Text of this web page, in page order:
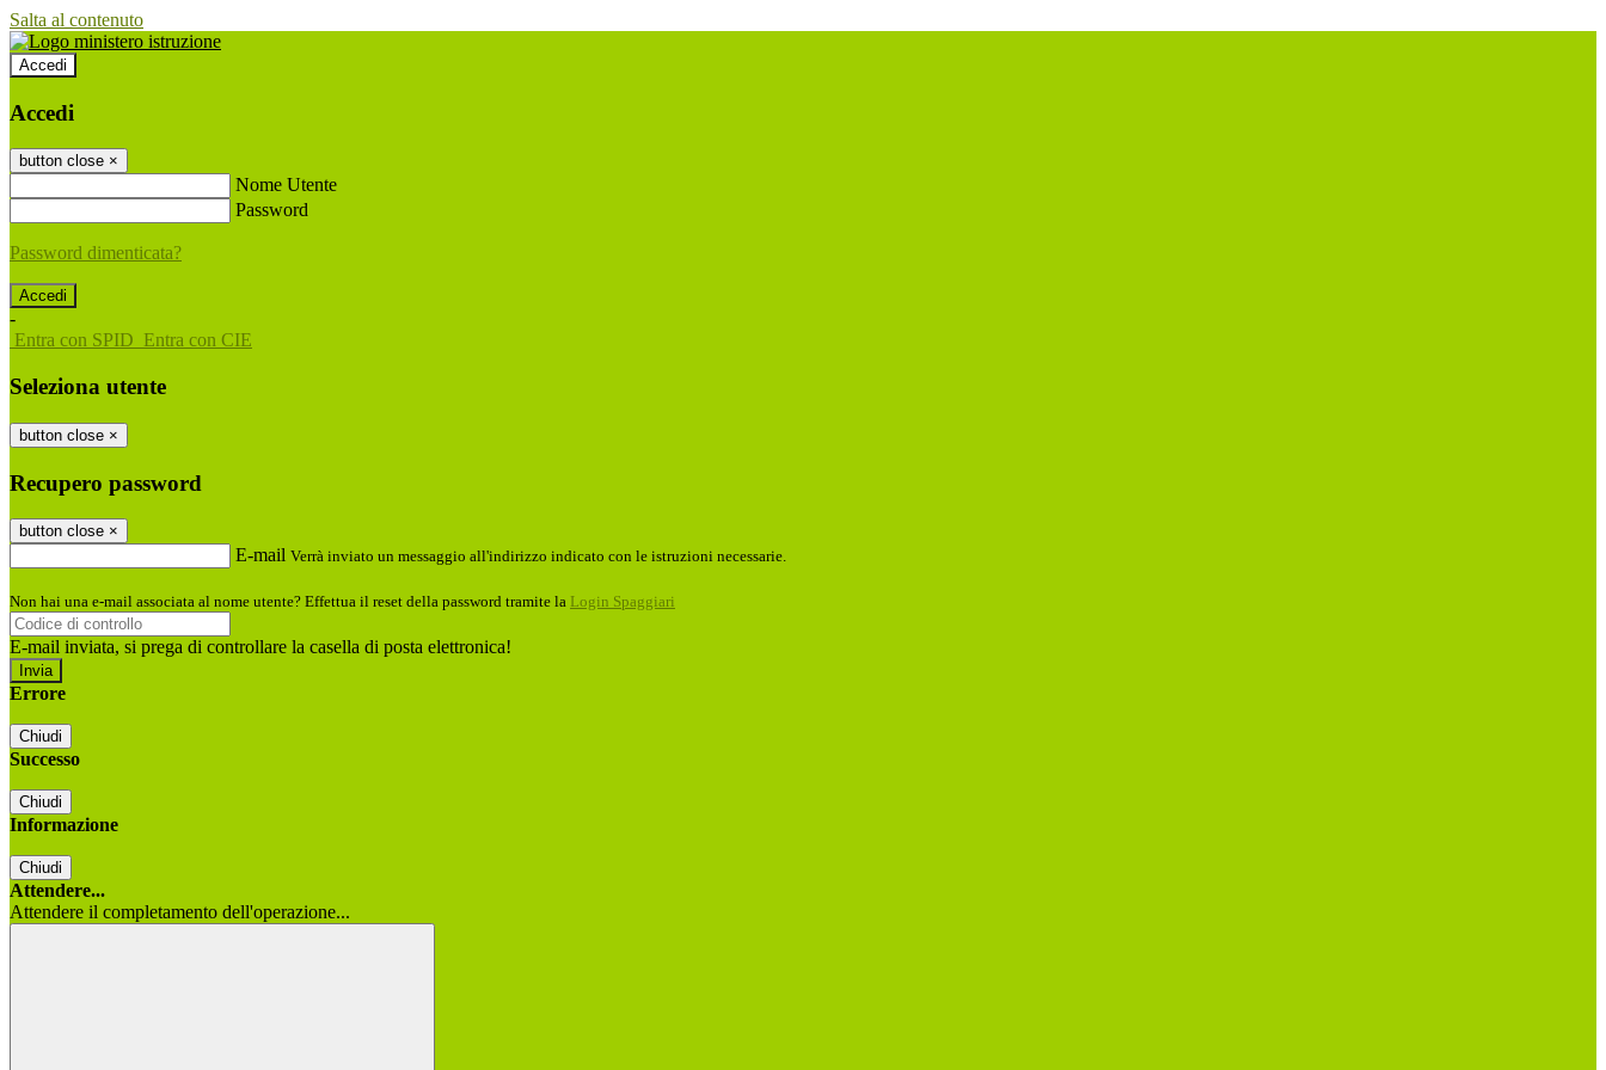
Salta al contenuto
Accedi
Accedi
button close ×
Nome Utente
Password
Password dimenticata?
-
Entra con SPID Entra con CIE
Seleziona utente
button close ×
Recupero password
button close ×
E-mail Verrà inviato un messaggio all'indirizzo indicato con le istruzioni necessarie.
Non hai una e-mail associata al nome utente? Effettua il reset della password tramite la Login Spaggiari
E-mail inviata, si prega di controllare la casella di posta elettronica!
Errore
Chiudi
Successo
Chiudi
Informazione
Chiudi
Attendere...
Attendere il completamento dell'operazione...